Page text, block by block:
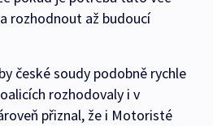
rozhodnout až budoucí
české soudy podobně rychle
rozhodovaly i v
přiznal, že i Motoristé